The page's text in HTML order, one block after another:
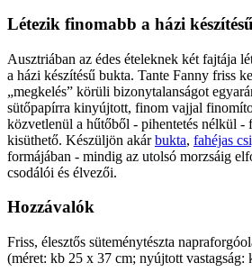
Létezik finomabb a házi
Ausztriában az édes ételeknek két fajtája
a házi készítésű bukta. Tante Fanny friss
„megkelés” körüli bizonytalanságot
sütőpapírra kinyújtott, finom vajjal
közvetlenül a hűtőből - pihentetés nélkül -
kisüthető. Készüljön akárbukta, fahéjas
formájában - mindig az utolsó morzsáig
csodálói és élvezői.
Hozzávalók
Friss, élesztős süteménytészta
(méret: kb 25 x 37 cm; nyújtott vastagság: